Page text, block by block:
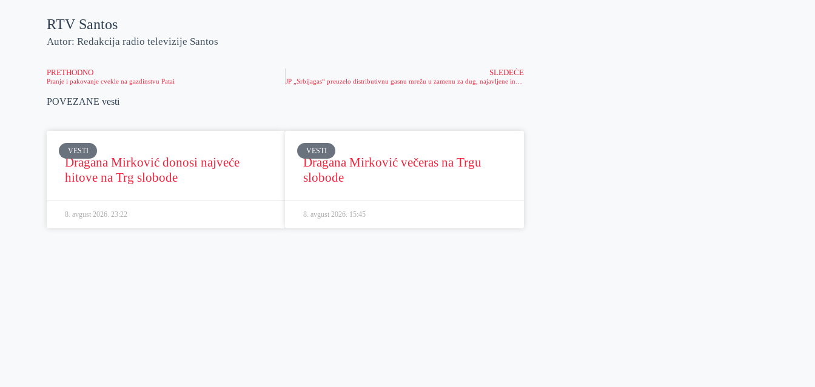
RTV Santos
Autor: Redakcija radio televizije Santos
PRETHODNO
Pranje i pakovanje cvekle na gazdinstvu Patai
SLEDEĆE
POVEZANE vesti
VESTI
Dragana Mirković donosi najveće
hitove na Trg slobode
8. avgust 2026. 23:22
VESTI
Dragana Mirković večeras na Trgu
slobode
8. avgust 2026. 15:45